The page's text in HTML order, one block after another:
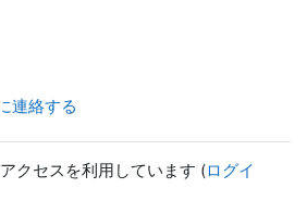
連絡する
クセスを利用しています (ログイ